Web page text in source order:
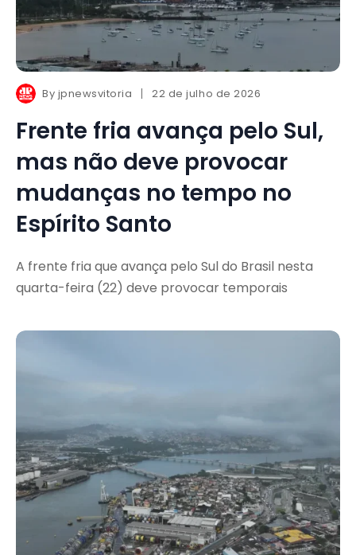
By jpnewsvitoria 22 de julho de 2026
Frente fria avança pelo Sul,
mas não deve provocar
mudanças no tempo no
Espírito Santo
A frente fria que avança pelo Sul do Brasil nesta
quarta-feira (22) deve provocar temporais